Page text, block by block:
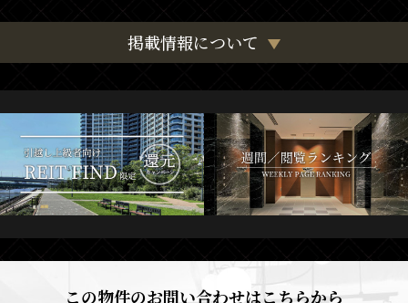
掲載情報について
この物件のお問い合わせはこちらから